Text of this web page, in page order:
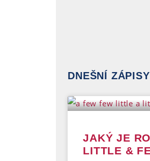
DNEŠNÍ
JAKÝ JE
LITTLE &